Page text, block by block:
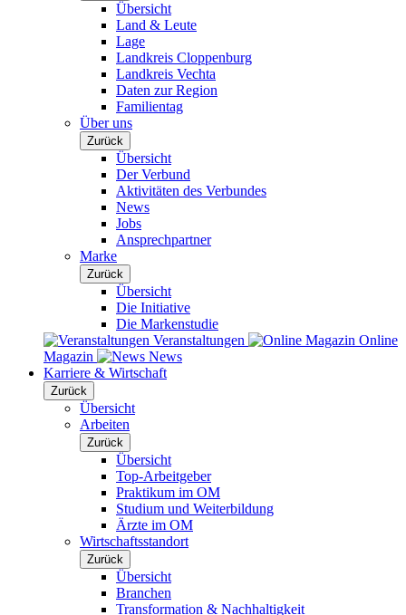
Übersicht
Land & Leute
Lage
Landkreis Cloppenburg
Landkreis Vechta
Daten zur Region
Familientag
Über uns
Zurück
Übersicht
Der Verbund
Aktivitäten des Verbundes
News
Jobs
Ansprechpartner
Marke
Zurück
Übersicht
Die Initiative
Die Markenstudie
Veranstaltungen
Online
Magazin
News
Karriere & Wirtschaft
Zurück
Übersicht
Arbeiten
Zurück
Übersicht
Top-Arbeitgeber
Praktikum im OM
Studium und Weiterbildung
Ärzte im OM
Wirtschaftsstandort
Zurück
Übersicht
Branchen
Transformation & Nachhaltigkeit